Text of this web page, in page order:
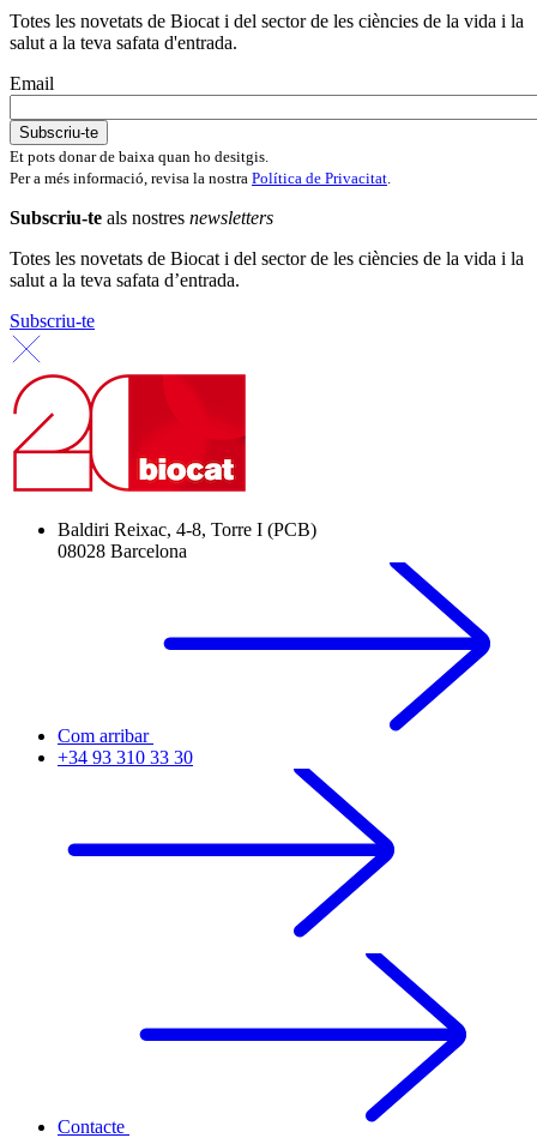
Totes les novetats de Biocat i del sector de les ciències de la vida i la
salut a la teva safata d'entrada.
Email
Et pots donar de baixa quan ho desitgis.
Per a més informació, revisa la nostra Política de Privacitat
Subscriu-te als nostres newsletters
Totes les novetats de Biocat i del sector de les ciències de la vida i la
salut a la teva safata d’entrada.
Subscriu-te
Baldiri Reixac, 4-8, Torre I (PCB)
08028 Barcelona
Com arribar
+34 93 310 33 30
Contacte